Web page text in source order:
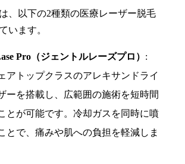
、以下の2種類の医療レーザー脱毛
います。
Pro（ジェントルレーズプロ） :
アトップクラスのアレキサンドライ
ーを搭載し、広範囲の施術を短時間
とが可能です。冷却ガスを同時に噴
とで、痛みや肌への負担を軽減しま